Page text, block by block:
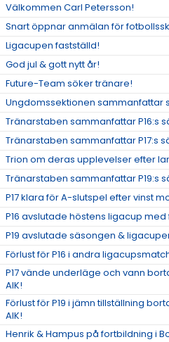
Välkommen Carl Petersson!
Snart öppnar anmälan för
Ligacupen fastställd!
God jul & gott nytt år!
Future-Team söker tränare!
Ungdomssektionen sammanfattar
Tränarstaben sammanfattar P16:s
Tränarstaben sammanfattar P17:s
Trion om deras upplevelser efter
Tränarstaben sammanfattar P19:s
P17 klara för A-slutspel efter vinst
P16 avslutade höstens ligacup
P19 avslutade säsongen &
Förlust för P16 i andra
P17 vände underläge och vann
AIK!
Förlust för P19 i jämn tillställning
AIK!
Henrik & Hampus på fortbildning i